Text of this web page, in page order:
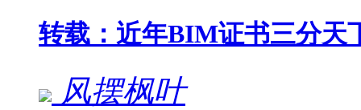
转载：近年BIM证书三分天
风摆枫叶